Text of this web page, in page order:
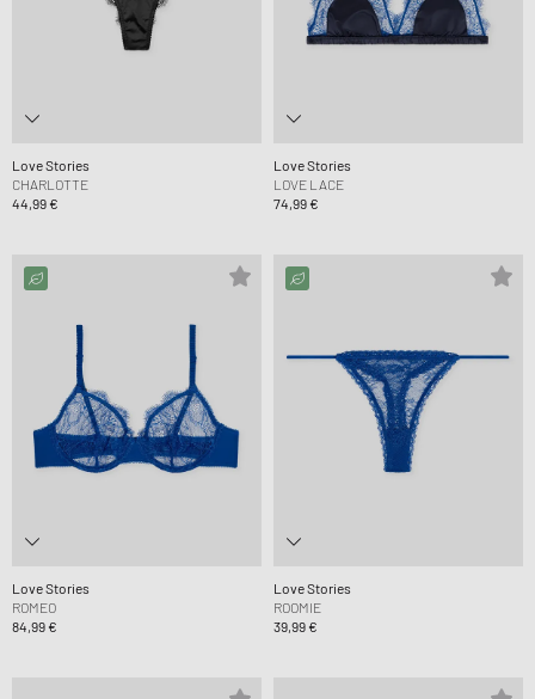
Love Stories
CHARLOTTE
44,99 €
Love Stories
LOVE LACE
74,99 €
Love Stories
ROMEO
84,99 €
Love Stories
ROOMIE
39,99 €